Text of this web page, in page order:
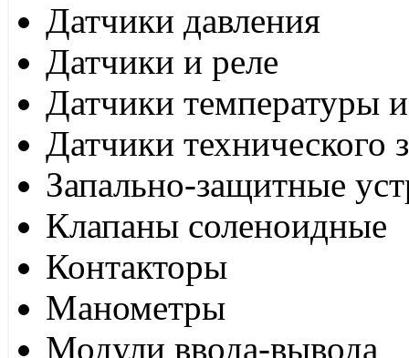
Датчики давления
Датчики и реле
Датчики температуры
Датчики технического
Запально-защитные
Клапаны соленоидные
Контакторы
Манометры
Модули ввода-вывода